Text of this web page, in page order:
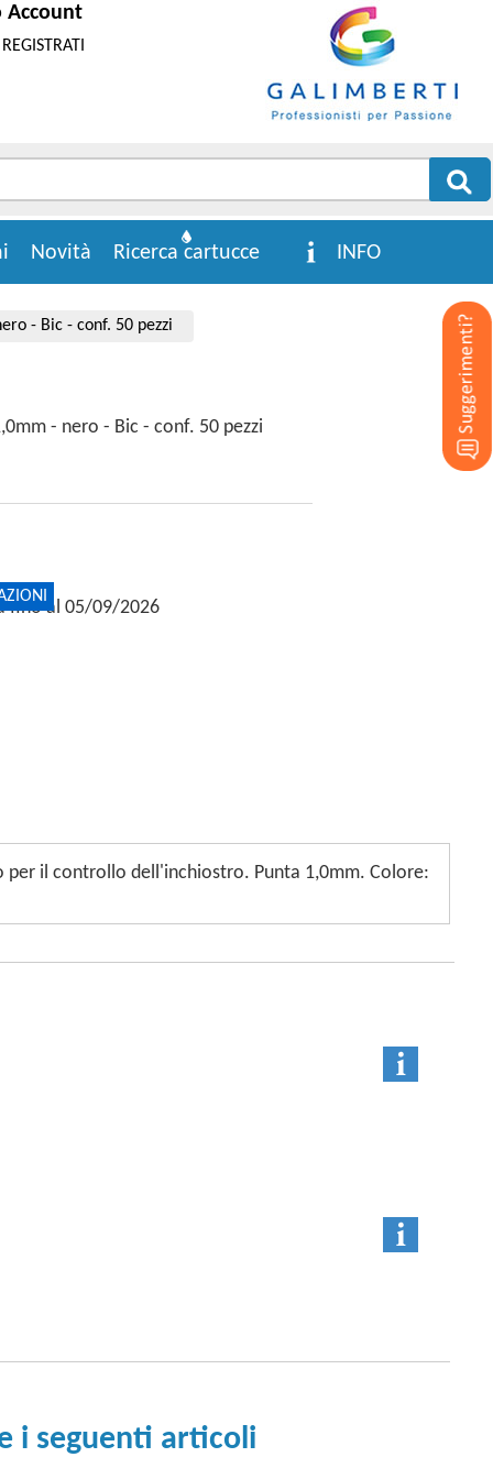
Account
REGISTRATI
INFO
Ricerca cartucce
Novità
- Bic - conf. 50 pezzi
- nero - Bic - conf. 50 pezzi
fino al 05/09/2026
per il controllo dell'inchiostro. Punta 1,0mm. Colore:
i seguenti articoli